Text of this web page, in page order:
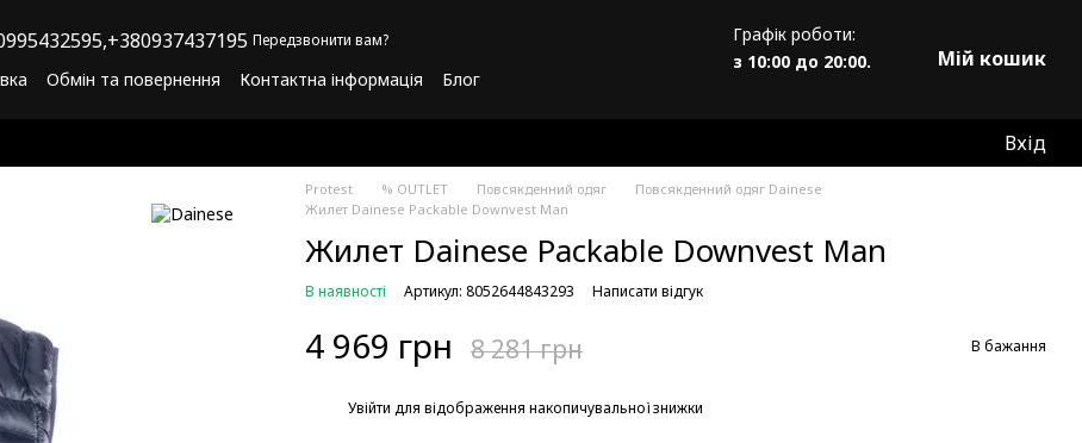
+380937437195 Передзвонити вам?
Обмін та повернення Контактна інформація
Блог
Графік роботи:
з 10:00 до 20:00.
Мій кошик
Вхід
Protest % OUTLET Повсякденний одяг
Повсякденний одяг Dainese
Жилет Dainese Packable Downvest Man
Жилет Dainese Packable Downvest Man
В наявності Артикул: 8052644843293 Написати відгук
4 969 грн 8 281 грн В бажання
Увійти для відображення накопичувальної знижки